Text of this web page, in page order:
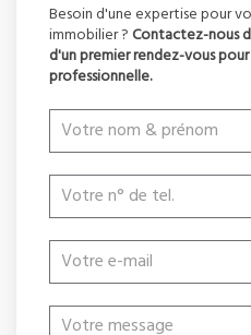
Besoin d'une expertise pour
immobilier ?Contactez-nous
d'un premier rendez-vous
professionnelle.